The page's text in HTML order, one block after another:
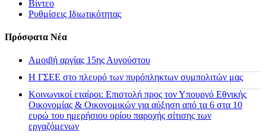
Βίντεο
Ρυθμίσεις Ιδιωτικότητας
Πρόσφατα Νέα
Αμοιβή αργίας 15ης Αυγούστου
H ΓΣΕΕ στο πλευρό των πυρόπληκτων συμπολιτών μας
Κοινωνικοί εταίροι: Επιστολή προς τον Υπουργό Εθνικής
Οικονομίας & Οικονομικών για αύξηση από τα 6 στα 10
ευρώ του ημερήσιου ορίου παροχής σίτισης των
εργαζόμενων